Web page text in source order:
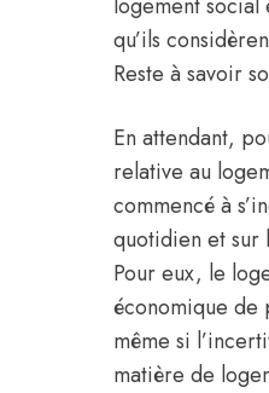
qu’ils
Reste à savoir
En attendant,
relative au
commencé à
quotidien et sur
Pour eux, le
économique de
même si
matière de